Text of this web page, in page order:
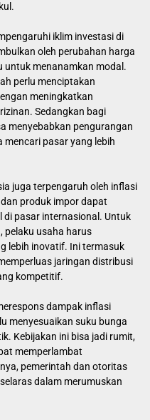
iklim investasi di
oleh perubahan harga
untuk menanamkan modal.
perlu menciptakan
meningkatkan
Sedangkan bagi
menyebabkan pengurangan
mencari pasar yang lebih
juga terpengaruh oleh inflasi
produk impor dapat
di pasar internasional. Untuk
pelaku usaha harus
lebih inovatif. Ini termasuk
jaringan distribusi
kompetitif.
dampak inflasi
menyesuaikan suku bunga
Kebijakan ini bisa jadi rumit,
memperlambat
pemerintah dan otoritas
dalam merumuskan